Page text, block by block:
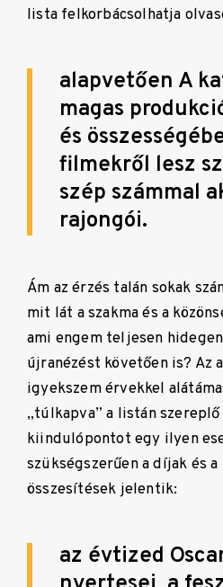
lista felkorbácsolhatja
alapvetően A
magas
és
filmekről lesz
szép számmal
rajongói.
Ám az érzés talán sokak
mit lát a szakma és a
ami engem teljesen
újranézést követően is? Az
igyekszem érvekkel
„túlkapva” a listán
kiindulópontot egy ilyen
szükségszerűen a díjak és
összesítések jelentik:
az évtized